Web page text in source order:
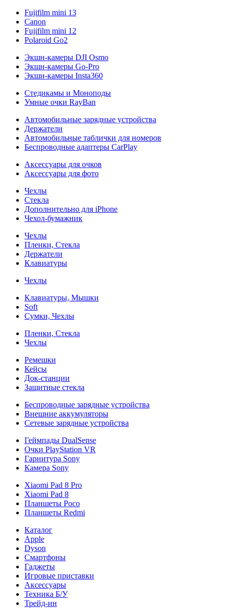
Fujifilm mini 13
Canon
Fujifilm mini 12
Polaroid Go2
Экшн-камеры DJI Osmo
Экшн-камеры Go-Pro
Экшн-камеры Insta360
Стедикамы и Моноподы
Умные очки RayBan
Автомобильные зарядные устройства
Держатели
Автомобильные таблички для номеров
Беспроводные адаптеры CarPlay
Аксессуары для очков
Аксессуары для фото
Чехлы
Стекла
Дополнительно для iPhone
Чехол-бумажник
Чехлы
Пленки, Стекла
Держатели
Клавиатуры
Чехлы
Клавиатуры, Мышки
Soft
Сумки, Чехлы
Пленки, Стекла
Чехлы
Ремешки
Кейсы
Док-станции
Защитные стекла
Беспроводные зарядные устройства
Внешние аккумуляторы
Сетевые зарядные устройства
Геймпады DualSense
Очки PlayStation VR
Гарнитура Sony
Камера Sony
Xiaomi Pad 8 Pro
Xiaomi Pad 8
Планшеты Poco
Планшеты Redmi
Каталог
Apple
Dyson
Смартфоны
Гаджеты
Игровые приставки
Аксессуары
Техника Б/У
Трейд-ин